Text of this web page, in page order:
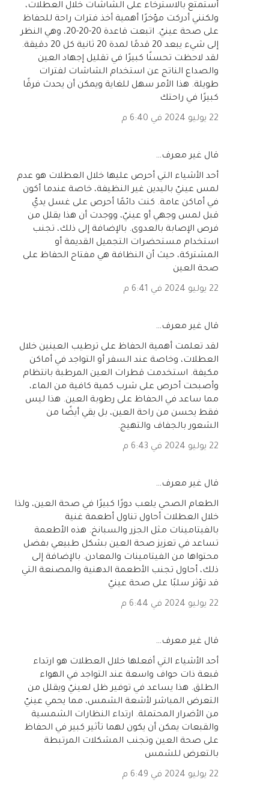
أستمتع بالاسترخاء على الشاشات خلال العطلات،
ولكنني أدركت مؤخرًا أهمية أخذ فترات راحة للحفاظ
على صحة عينيّ. اتبعت قاعدة 20-20-20، وهي النظر
إلى شيء يبعد 20 قدمًا لمدة 20 ثانية كل 20 دقيقة.
لقد لاحظت تحسنًا كبيرًا في تقليل إجهاد العين
والصداع الناتج عن استخدام الشاشات لفترات
طويلة. هذا الأمر سهل للغاية ويمكن أن يحدث فرقًا
كبيرًا في راحتك
22 يوليو 2024 في 6:40 م
‏قال غير معرف…
أحد الأشياء التي أحرص عليها خلال العطلات هو عدم
لمس عينيّ باليدين غير النظيفة، خاصة عندما أكون
في أماكن عامة. كنت دائمًا أحرص على غسل يديّ
قبل لمس وجهي أو عينيّ، ووجدت أن هذا يقلل من
فرص الإصابة بالعدوى. بالإضافة إلى ذلك، تجنب
استخدام مستحضرات التجميل القديمة أو
المشتركة، حيث أن النظافة هي مفتاح الحفاظ على
صحة العين
22 يوليو 2024 في 6:41 م
‏قال غير معرف…
لقد تعلمت أهمية الحفاظ على ترطيب العينين خلال
العطلات، وخاصة عند السفر أو التواجد في أماكن
مكيفة. استخدمت قطرات العين المرطبة بانتظام
وأصبحت أحرص على شرب كمية كافية من الماء،
مما ساعد في الحفاظ على رطوبة العين. هذا ليس
فقط يحسن من راحة العين، بل يقي أيضًا من
الشعور بالجفاف والتهيج.
22 يوليو 2024 في 6:43 م
‏قال غير معرف…
الطعام الصحي يلعب دورًا كبيرًا في صحة العين، ولذا
خلال العطلات أحاول تناول أطعمة غنية
بالفيتامينات مثل الجزر والسبانخ. هذه الأطعمة
تساعد في تعزيز صحة العين بشكل طبيعي بفضل
محتواها من الفيتامينات والمعادن. بالإضافة إلى
ذلك، أحاول تجنب الأطعمة الدهنية والمصنعة التي
قد تؤثر سلبًا على صحة عينيّ
22 يوليو 2024 في 6:44 م
‏قال غير معرف…
أحد الأشياء التي أفعلها خلال العطلات هو ارتداء
قبعة ذات حواف واسعة عند التواجد في الهواء
الطلق. هذا يساعد في توفير ظل لعينيّ ويقلل من
التعرض المباشر لأشعة الشمس، مما يحمي عينيّ
من الأضرار المحتملة. ارتداء النظارات الشمسية
والقبعات يمكن أن يكون لهما تأثير كبير في الحفاظ
على صحة العين وتجنب المشكلات المرتبطة
بالتعرض للشمس
22 يوليو 2024 في 6:49 م